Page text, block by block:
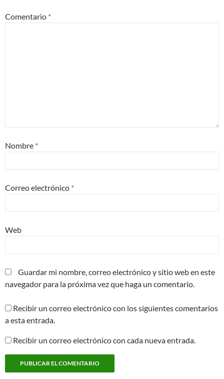
Comentario *
Nombre *
Correo electrónico *
Web
Guardar mi nombre, correo electrónico y sitio web en este
navegador para la próxima vez que haga un comentario.
Recibir un correo electrónico con los siguientes comentarios
a esta entrada.
Recibir un correo electrónico con cada nueva entrada.